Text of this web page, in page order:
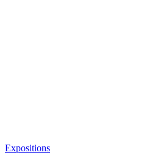
Expositions